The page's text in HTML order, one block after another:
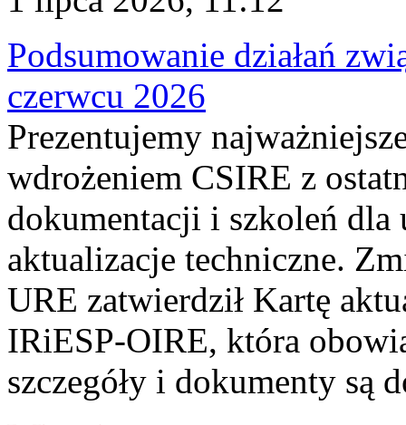
Podsumowanie działań
czerwcu 2026
Prezentujemy
wdrożeniem CSIRE z
dokumentacji i szkoleń
aktualizacje techniczne.
URE zatwierdził Kartę
IRiESP‑OIRE, która
szczegóły i dokumenty są